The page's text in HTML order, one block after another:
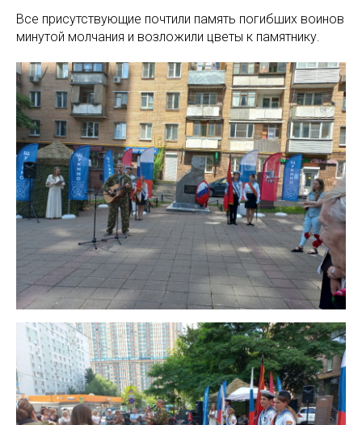
Все присутствующие почтили память погибших воинов
минутой молчания и возложили цветы к памятнику.